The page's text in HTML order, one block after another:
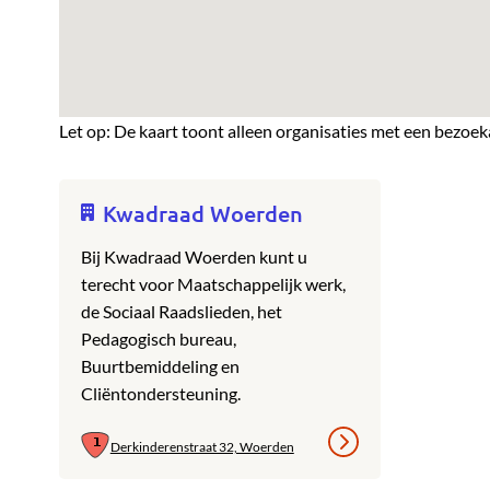
Let op: De kaart toont alleen organisaties met een
Kwadraad Woerden
Bij Kwadraad Woerden kunt u
terecht voor Maatschappelijk werk,
de Sociaal Raadslieden, het
Pedagogisch bureau,
Buurtbemiddeling en
Cliëntondersteuning.
Derkinderenstraat 32, Woerden